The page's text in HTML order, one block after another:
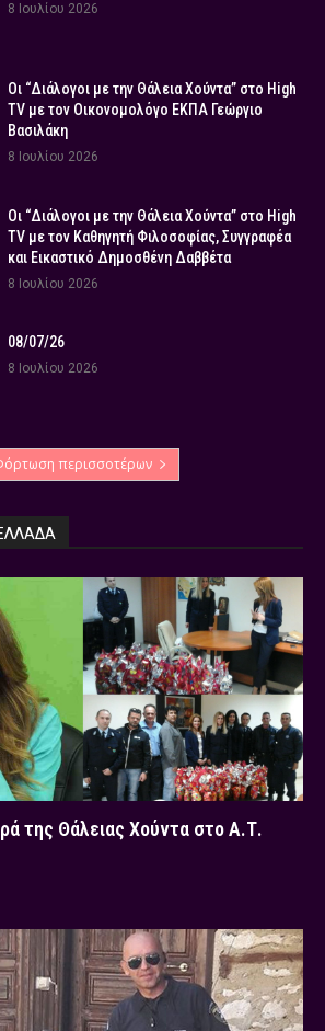
8 Ιουλίου 2026
Οι “Διάλογοι με την Θάλεια Χούντα” στο High
TV με τον Οικονομολόγο ΕΚΠΑ Γεώργιο
Βασιλάκη
8 Ιουλίου 2026
Οι “Διάλογοι με την Θάλεια Χούντα” στο High
TV με τον Καθηγητή Φιλοσοφίας, Συγγραφέα
και Εικαστικό Δημοσθένη Δαββέτα
8 Ιουλίου 2026
08/07/26
8 Ιουλίου 2026
περισσοτέρων
της Θάλειας Χούντα στο Α.Τ.